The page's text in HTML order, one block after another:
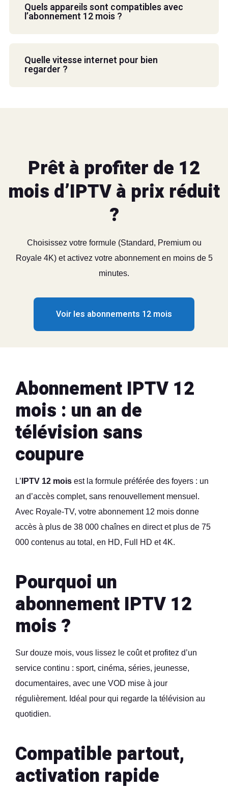
Quels appareils sont compatibles avec
l’abonnement 12 mois ?
Quelle vitesse internet pour bien
regarder ?
Prêt à profiter de 12
mois d’IPTV à prix réduit
?
Choisissez votre formule (Standard, Premium ou
Royale 4K) et activez votre abonnement en moins de 5
minutes.
Voir les abonnements 12 mois
Abonnement IPTV 12
mois : un an de
télévision sans
coupure
L’ IPTV 12 mois est la formule préférée des foyers : un
an d’accès complet, sans renouvellement mensuel.
Avec Royale-TV, votre abonnement 12 mois donne
accès à plus de 38 000 chaînes en direct et plus de 75
000 contenus au total, en HD, Full HD et 4K.
Pourquoi un
abonnement IPTV 12
mois ?
Sur douze mois, vous lissez le coût et profitez d’un
service continu : sport, cinéma, séries, jeunesse,
documentaires, avec une VOD mise à jour
régulièrement. Idéal pour qui regarde la télévision au
quotidien.
Compatible partout,
activation rapide